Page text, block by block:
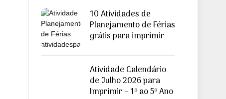
10 Atividades de
Planejamento de Férias
grátis para imprimir
Atividade Calendário
de Julho 2026 para
Imprimir – 1º ao 5º Ano